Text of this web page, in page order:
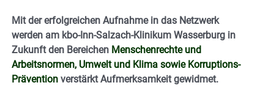
Mit der erfolgreichen Aufnahme in das Netzwerk
werden am kbo-Inn-Salzach-Klinikum Wasserburg in
Zukunft den Bereichen Menschenrechte und
Arbeitsnormen, Umwelt und Klima sowie Korruptions-
Prävention verstärkt Aufmerksamkeit gewidmet.